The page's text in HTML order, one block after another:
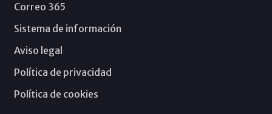
Correo 365
Sistema de información
Aviso legal
Política de privacidad
Política de cookies